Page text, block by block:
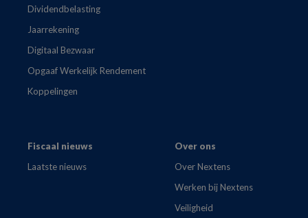
Dividendbelasting
Jaarrekening
Digitaal Bezwaar
Opgaaf Werkelijk Rendement
Koppelingen
Fiscaal nieuws
Laatste nieuws
Over ons
Over Nextens
Werken bij Nextens
Veiligheid